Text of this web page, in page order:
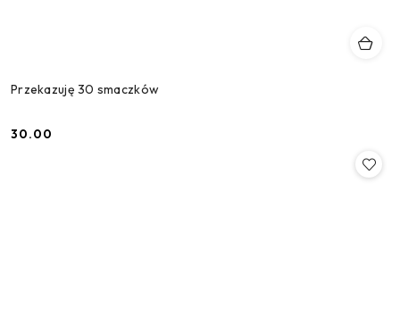
Przekazuję 30 smaczków
Cena:
30.00